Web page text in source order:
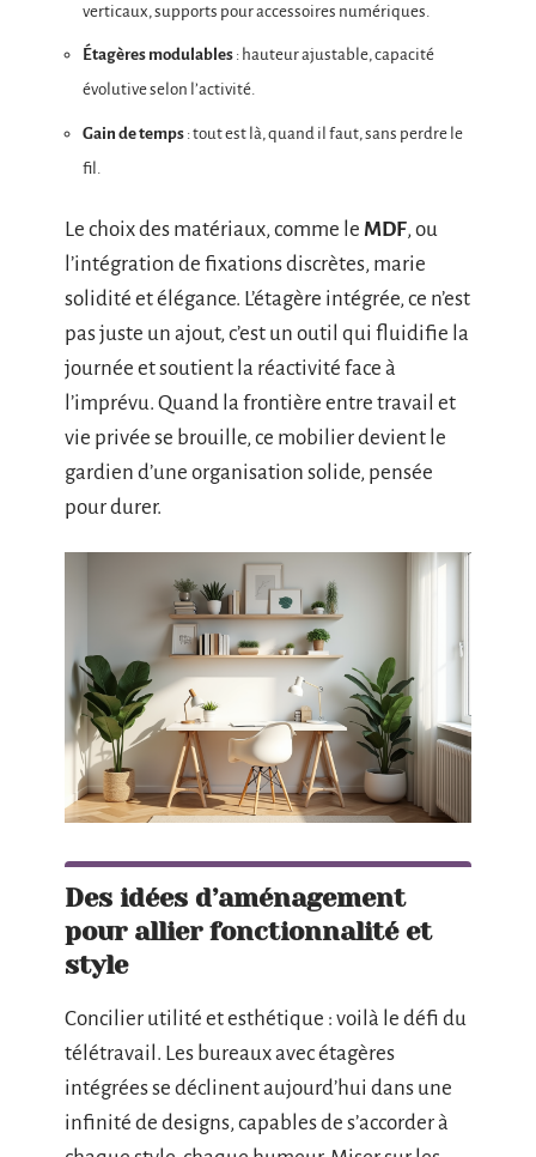
verticaux, supports pour accessoires numériques.
Étagères modulables : hauteur ajustable, capacité
évolutive selon l’activité.
Gain de temps : tout est là, quand il faut, sans perdre le
fil.
Le choix des matériaux, comme le MDF, ou
l’intégration de fixations discrètes, marie
solidité et élégance. L’étagère intégrée, ce n’est
pas juste un ajout, c’est un outil qui fluidifie la
journée et soutient la réactivité face à
l’imprévu. Quand la frontière entre travail et
vie privée se brouille, ce mobilier devient le
gardien d’une organisation solide, pensée
pour durer.
Des idées d’aménagement
pour allier fonctionnalité et
style
Concilier utilité et esthétique : voilà le défi du
télétravail. Les bureaux avec étagères
intégrées se déclinent aujourd’hui dans une
infinité de designs, capables de s’accorder à